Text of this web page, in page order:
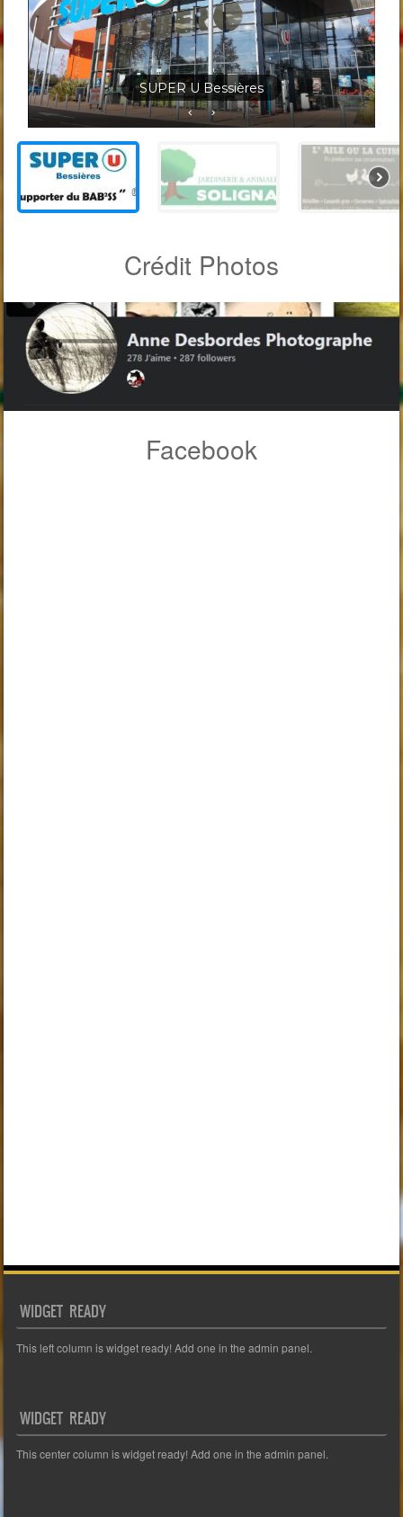
Jardineris Solignac Bessières
Crédit Photos
Facebook
WIDGET READY
This left column is widget ready! Add one in the admin panel.
WIDGET READY
This center column is widget ready! Add one in the admin panel.